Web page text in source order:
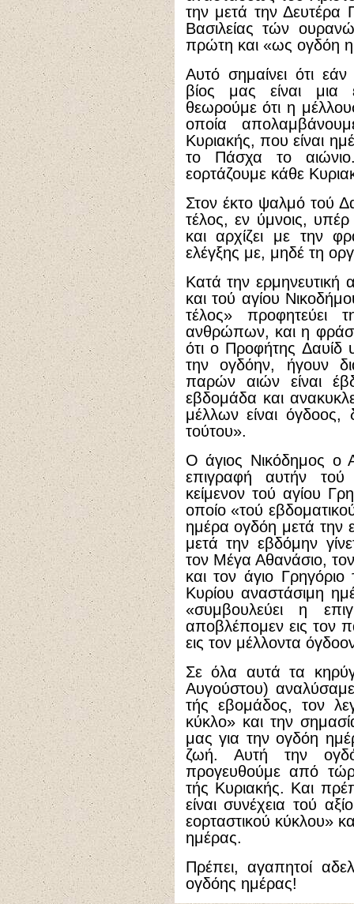
την μετά την Δευτέρα
Βασιλείας τών
πρώτη και «ως ογδόη
Αυτό σημαίνει ότι
βίος μας είναι
θεωρούμε ότι η
οποία
Κυριακής, που είναι
το Πάσχα το
εορτάζουμε κάθε
Στον έκτο ψαλμό τού
τέλος, εν ύμνοις,
και αρχίζει με την
ελέγξης με, μηδέ τη
Κατά την ερμηνευτική
και τού αγίου
τέλος»
ανθρώπων, και η
ότι ο Προφήτης Δαυίδ
την ογδόην, ήγουν
παρών αιών είναι
εβδομάδα και
μέλλων είναι όγδοος,
τούτου».
Ο άγιος Νικόδημος ο
επιγραφή αυτήν
κείμενον τού αγίου
οποίο «τού
ημέρα ογδόη μετά την
μετά την εβδόμην
τον Μέγα Αθανάσιο,
και τον άγιο
Κυρίου αναστάσιμη
«συμβουλεύει η
αποβλέπομεν εις τον
εις τον μέλλοντα
Σε όλα αυτά τα
Αυγούστου)
τής εβομάδος, τον
κύκλο» και την
μας για την ογδόη
ζωή. Αυτή την
προγευθούμε από
τής Κυριακής. Και
είναι συνέχεια τού
εορταστικού κύκλου»
ημέρας.
Πρέπει, αγαπητοί
ογδόης ημέρας!